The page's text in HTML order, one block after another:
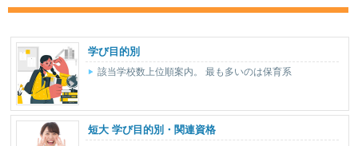
学び目的別
該当学校数上位順案内。 最も多いのは保育系
短大 学び目的別・関連資格